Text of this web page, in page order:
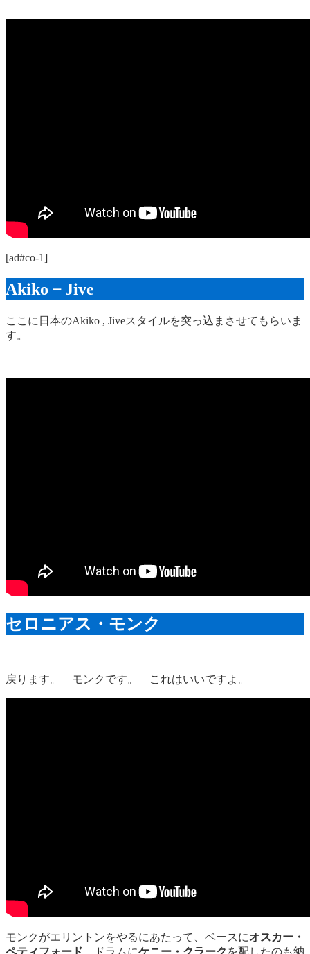
[ad#co-1]
Akiko－Jive
ここに日本のAkiko , Jiveスタイルを突っ込まさせてもらいま
す。
セロニアス・モンク
戻ります。 モンクです。 これはいいですよ。
モンクがエリントンをやるにあたって、ベースにオスカー・
ペティフォード 、ドラムにケニー・クラーク を配したのも納